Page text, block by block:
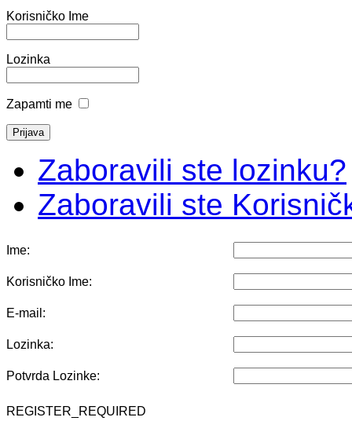
Korisničko Ime
Lozinka
Zapamti me
Zaboravili ste lozinku?
Zaboravili ste
Ime:
Korisničko Ime:
E-mail:
Lozinka:
Potvrda Lozinke:
REGISTER_REQUIRED